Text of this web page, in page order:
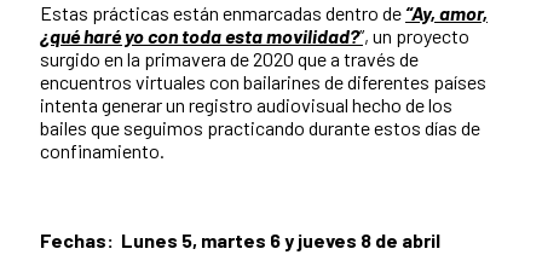
Estas prácticas están enmarcadas dentro de“Ay, amor,
¿qué haré yo con toda esta movilidad?”, un proyecto
surgido en la primavera de 2020 que a través de
encuentros virtuales con bailarines de diferentes países
intenta generar un registro audiovisual hecho de los
bailes que seguimos practicando durante estos días de
confinamiento.
Fechas: Lunes 5, martes 6 y jueves 8 de abril